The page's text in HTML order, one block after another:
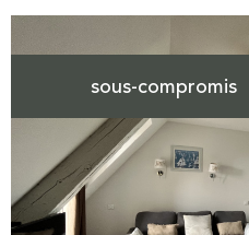
sous-compromis